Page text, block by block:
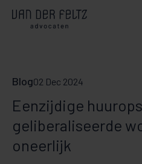
Blog02 Dec 2024
Eenzijdige
geliberaliseerde
oneerlijk